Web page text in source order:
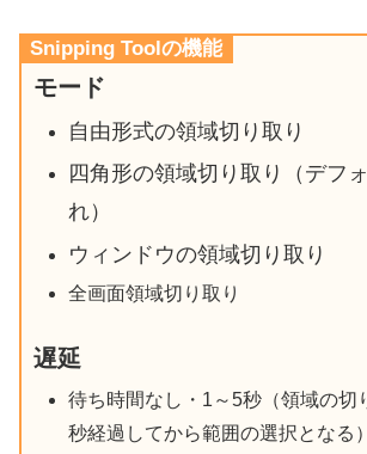
Snipping Toolの機能
モード
自由形式の領域切り取り
四角形の領域切り取り（デフ
れ）
ウィンドウの領域切り取り
全画面領域切り取り
遅延
待ち時間なし・1～5秒（領域の切
秒経過してから範囲の選択となる）